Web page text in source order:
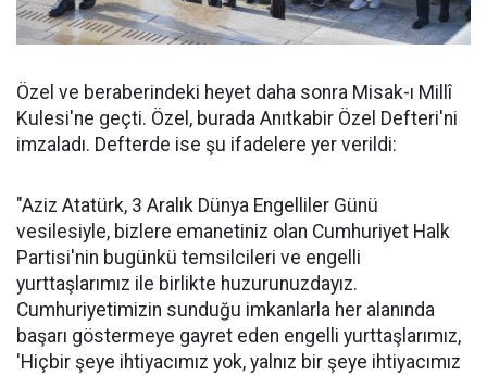
Özel ve beraberindeki heyet daha sonra Misak-ı Millî
Kulesi'ne geçti. Özel, burada Anıtkabir Özel Defteri'ni
imzaladı. Defterde ise şu ifadelere yer verildi:
"Aziz Atatürk, 3 Aralık Dünya Engelliler Günü
vesilesiyle, bizlere emanetiniz olan Cumhuriyet Halk
Partisi'nin bugünkü temsilcileri ve engelli
yurttaşlarımız ile birlikte huzurunuzdayız.
Cumhuriyetimizin sunduğu imkanlarla her alanında
başarı göstermeye gayret eden engelli yurttaşlarımız,
'Hiçbir şeye ihtiyacımız yok, yalnız bir şeye ihtiyacımız